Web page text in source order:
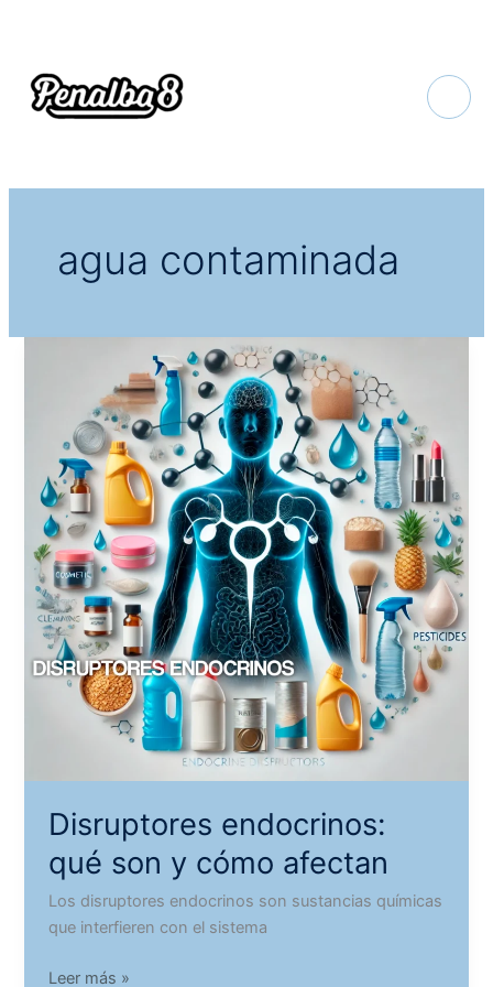
agua contaminada
Disruptores endocrinos:
qué son y cómo afectan
Los disruptores endocrinos son sustancias químicas
que interfieren con el sistema
Disruptores
Leer más »